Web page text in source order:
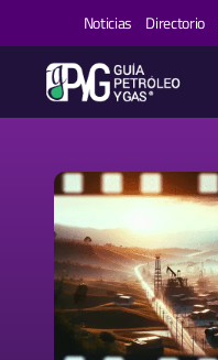
contenido
Noticias Directorio